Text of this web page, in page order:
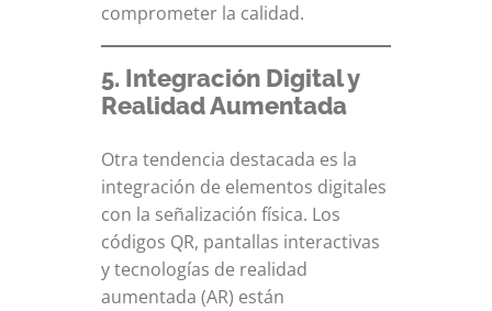
comprometer la calidad.
5. Integración Digital y
Realidad Aumentada
Otra tendencia destacada es la
integración de elementos digitales
con la señalización física. Los
códigos QR, pantallas interactivas
y tecnologías de realidad
aumentada (AR) están